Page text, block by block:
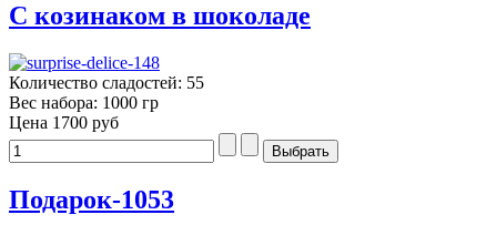
С козинаком в шоколаде
Количество сладостей: 55
Вес набора: 1000 гр
Цена 1700 руб
Подарок-1053